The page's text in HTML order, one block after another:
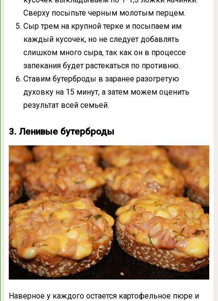
Сверху посыпьте черным молотым перцем.
Сыр трем на крупной терке и посыпаем им
каждый кусочек, но не следует добавлять
слишком много сыра, так как он в процессе
запекания будет растекаться по противню.
Ставим бутерброды в заранее разогретую
духовку на 15 минут, а затем можем оценить
результат всей семьей.
3. Ленивые бутерброды
Наверное у каждого остается картофельное пюре и